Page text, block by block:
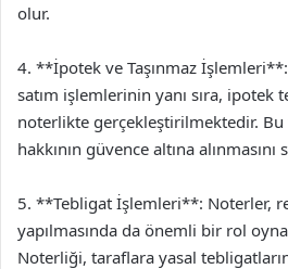
olur.
4. **İpotek ve Taşınmaz
satım işlemlerinin yanı sıra, ipotek
noterlikte gerçekleştirilmektedir.
hakkının güvence altına alınmasını
5. **Tebligat İşlemleri**: Noterler,
yapılmasında da önemli bir rol
Noterliği, taraflara yasal